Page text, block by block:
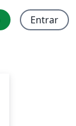
Entrar